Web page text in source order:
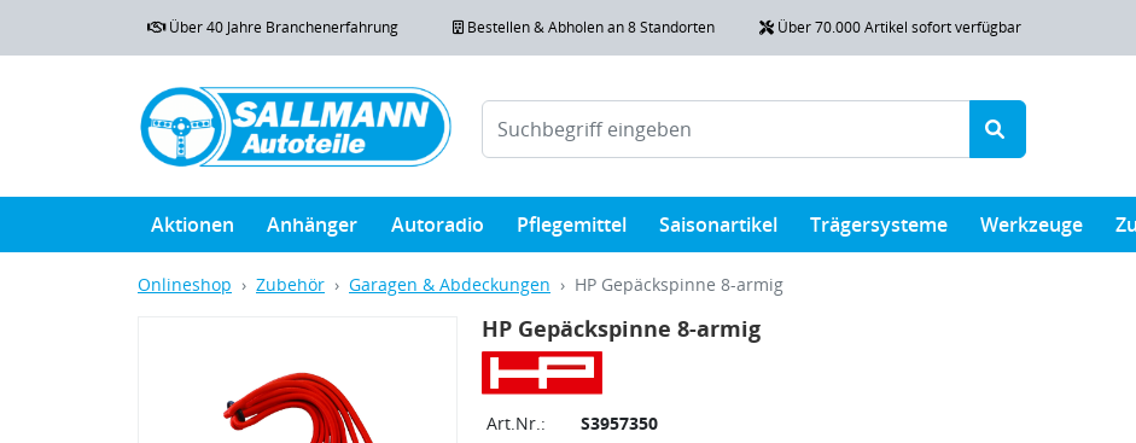
Über 40 Jahre Branchenerfahrung Bestellen & Abholen an 8 Standorten Über 70.000 Artikel sofort verfügbar
Aktionen Anhänger Autoradio Pflegemittel Saisonartikel Trägersysteme Werkzeuge
Onlineshop Zubehör Garagen & Abdeckungen HP Gepäckspinne 8-armig
HP Gepäckspinne 8-armig
Art.Nr.:
S3957350